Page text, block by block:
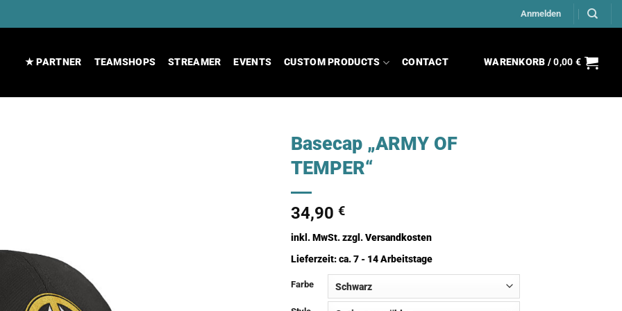
Anmelden
★ PARTNER TEAMSHOPS STREAMER EVENTS CUSTOM PRODUCTS CONTACT WARENKORB /0,00 €
Basecap „ARMY OF
TEMPER“
34,90 €
inkl. MwSt.zzgl.Versandkosten
Lieferzeit:ca. 7 - 14 Arbeitstage
Farbe